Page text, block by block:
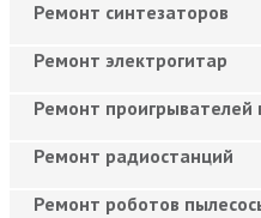
Ремонт синтезаторов
Ремонт электрогитар
Ремонт проигрывателей
Ремонт радиостанций
Ремонт роботов